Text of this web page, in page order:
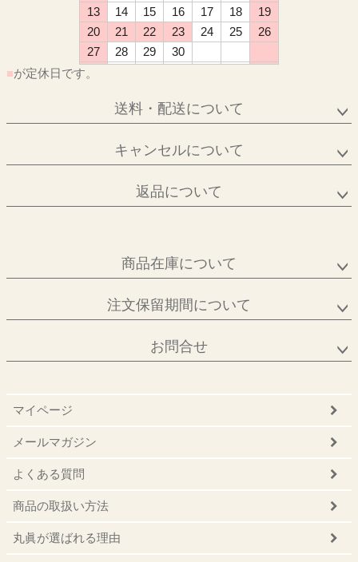
13
14 15 16 17 18
19
20
21 22 23 24 25
26
27
28 29
30
■が定休日です。
送料・配送について
キャンセルについて
返品について
商品在庫について
注文保留期間について
お問合せ
マイページ
メールマガジン
よくある質問
商品の取扱い方法
丸眞が選ばれる理由